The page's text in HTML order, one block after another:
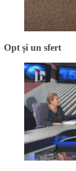
Opt și un sfert